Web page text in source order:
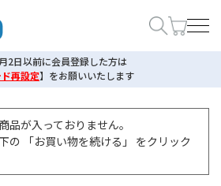
2日以前に会員登録した方は
再設定】 をお願いいたします
品が入っておりません。
の 「お買い物を続ける」 をクリック